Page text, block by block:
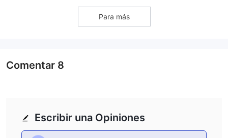
impedirles retirar sus fondos. En este artículo, exploraremo
s los testimonios de diversas víctimas y las tácticas que ha
utilizado esta plataforma para retener el dinero de sus clie
Para más
Escribir una Opiniones
Comentar 8